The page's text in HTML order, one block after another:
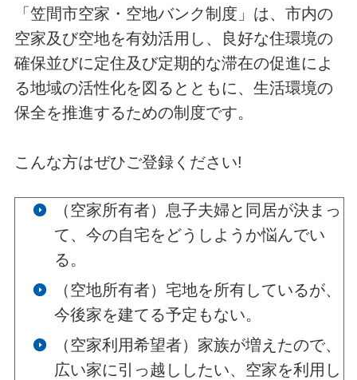
「笠間市空家・空地バンク制度」は、市内の
空家及び空地を有効活用し、良好な住環境の
確保並びに定住及び定期的な滞在の促進によ
る地域の活性化を図るとともに、生活環境の
保全を推進するための制度です。
こんな方はぜひご登録ください!
（空家所有者）息子夫婦と同居が決まっ
て、今の自宅をどうしようか悩んでい
る。
（空地所有者）宅地を所有しているが、
今後家を建てる予定もない。
（空家利用希望者）家族が増えたので、
広い家に引っ越ししたい、空家を利用し